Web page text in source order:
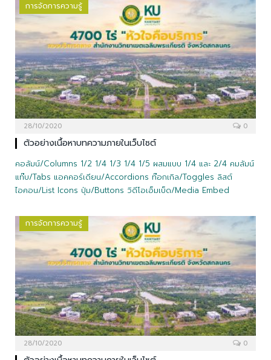
การจัดการความรู้
28/10/2020 0
ตัวอย่างเนื้อหาบทความภายในเว็บไซต์
คอลัมน์/Columns 1/2 1/4 1/3 1/4 1/5 ผสมแบบ 1/4 และ 2/4 คมลัมน์
แท๊บ/Tabs แอคคอร์เดียน/Accordions ท๊อกเกิล/Toggles ลิสต์
ไอคอน/List Icons ปุ่ม/Buttons วิดีโอเอ็มเบ็ด/Media Embed
การจัดการความรู้
28/10/2020 0